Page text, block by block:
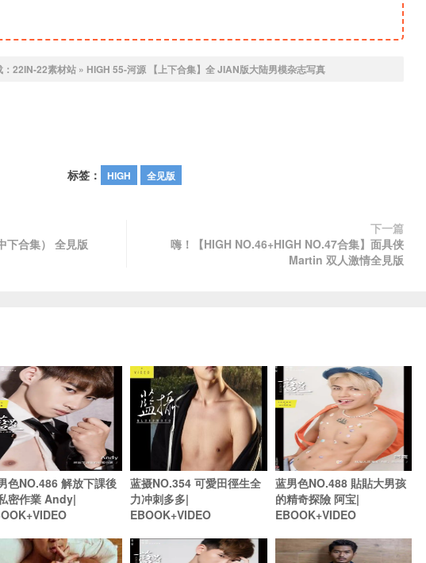
22IN-22素材站 » HIGH 55-河源 【上下合集】全 JIAN版大陆男模杂志写真
标签： HIGH 全见版
下合集） 全見版
下一篇
嗨！【HIGH NO.46+HIGH NO.47合集】面具侠
Martin 双人激情全見版
色NO.486 解放下課後
密作業 Andy|
蓝摄NO.354 可愛田徑生全
力冲刺多多|
EBOOK+VIDEO
蓝男色NO.488 貼貼大男孩
的精奇探險 阿宝|
EBOOK+VIDEO